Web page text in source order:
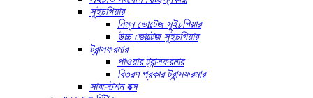
সুইচগিয়ার
নিম্ন ভোল্টেজ সুইচগিয়ার
উচ্চ ভোল্টেজ সুইচগিয়ার
ট্রান্সফরমার
পাওয়ার ট্রান্সফরমার
বিতরণ প্রকার ট্রান্সফরমার
সাবস্টেশন বক্স